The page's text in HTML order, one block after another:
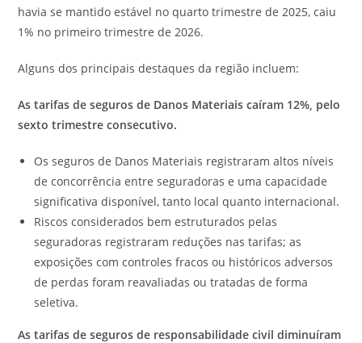
havia se mantido estável no quarto trimestre de 2025, caiu
1% no primeiro trimestre de 2026.
Alguns dos principais destaques da região incluem:
As tarifas de seguros de Danos Materiais caíram 12%, pelo
sexto trimestre consecutivo.
Os seguros de Danos Materiais registraram altos níveis
de concorrência entre seguradoras e uma capacidade
significativa disponível, tanto local quanto internacional.
Riscos considerados bem estruturados pelas
seguradoras registraram reduções nas tarifas; as
exposições com controles fracos ou históricos adversos
de perdas foram reavaliadas ou tratadas de forma
seletiva.
As tarifas de seguros de responsabilidade civil diminuíram